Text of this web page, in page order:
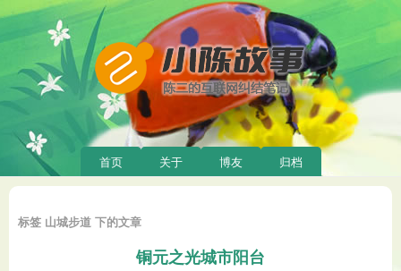
首页 关于 博友 归档
标签 山城步道 下的文章
铜元之光城市阳台